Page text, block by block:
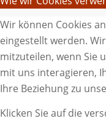
Wir können Cookies
eingestellt werden.
mitzuteilen, wenn Sie
mit uns interagieren,
Ihre Beziehung zu
Klicken Sie auf die